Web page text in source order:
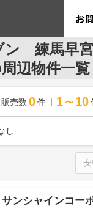
お
ン 練馬早
辺物件一覧
販売数 0 件 1～10
し
サンシャインコー